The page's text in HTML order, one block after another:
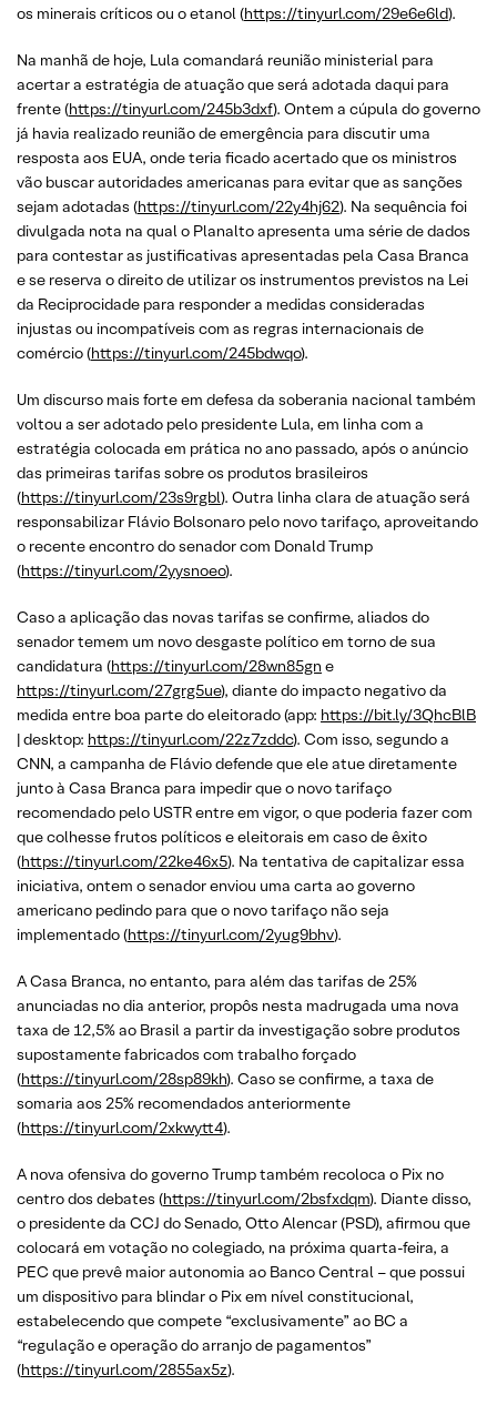
os minerais críticos ou o etanol (https://tinyurl.com/29e6e6ld).
Na manhã de hoje, Lula comandará reunião ministerial para
acertar a estratégia de atuação que será adotada daqui para
frente (https://tinyurl.com/245b3dxf). Ontem a cúpula do governo
já havia realizado reunião de emergência para discutir uma
resposta aos EUA, onde teria ficado acertado que os ministros
vão buscar autoridades americanas para evitar que as sanções
sejam adotadas (https://tinyurl.com/22y4hj62). Na sequência foi
divulgada nota na qual o Planalto apresenta uma série de dados
para contestar as justificativas apresentadas pela Casa Branca
e se reserva o direito de utilizar os instrumentos previstos na Lei
da Reciprocidade para responder a medidas consideradas
injustas ou incompatíveis com as regras internacionais de
comércio (https://tinyurl.com/245bdwqo).
Um discurso mais forte em defesa da soberania nacional também
voltou a ser adotado pelo presidente Lula, em linha com a
estratégia colocada em prática no ano passado, após o anúncio
das primeiras tarifas sobre os produtos brasileiros
(https://tinyurl.com/23s9rgbl). Outra linha clara de atuação será
responsabilizar Flávio Bolsonaro pelo novo tarifaço, aproveitando
o recente encontro do senador com Donald Trump
(https://tinyurl.com/2yysnoeo).
Caso a aplicação das novas tarifas se confirme, aliados do
senador temem um novo desgaste político em torno de sua
candidatura (https://tinyurl.com/28wn85gn e
https://tinyurl.com/27grg5ue), diante do impacto negativo da
medida entre boa parte do eleitorado (app: https://bit.ly/3QhcBlB
| desktop: https://tinyurl.com/22z7zddc). Com isso, segundo a
CNN, a campanha de Flávio defende que ele atue diretamente
junto à Casa Branca para impedir que o novo tarifaço
recomendado pelo USTR entre em vigor, o que poderia fazer com
que colhesse frutos políticos e eleitorais em caso de êxito
(https://tinyurl.com/22ke46x5). Na tentativa de capitalizar essa
iniciativa, ontem o senador enviou uma carta ao governo
americano pedindo para que o novo tarifaço não seja
implementado (https://tinyurl.com/2yug9bhv).
A Casa Branca, no entanto, para além das tarifas de 25%
anunciadas no dia anterior, propôs nesta madrugada uma nova
taxa de 12,5% ao Brasil a partir da investigação sobre produtos
supostamente fabricados com trabalho forçado
(https://tinyurl.com/28sp89kh). Caso se confirme, a taxa de
somaria aos 25% recomendados anteriormente
(https://tinyurl.com/2xkwytt4).
A nova ofensiva do governo Trump também recoloca o Pix no
centro dos debates (https://tinyurl.com/2bsfxdqm). Diante disso,
o presidente da CCJ do Senado, Otto Alencar (PSD), afirmou que
colocará em votação no colegiado, na próxima quarta-feira, a
PEC que prevê maior autonomia ao Banco Central – que possui
um dispositivo para blindar o Pix em nível constitucional,
estabelecendo que compete “exclusivamente” ao BC a
“regulação e operação do arranjo de pagamentos”
(https://tinyurl.com/2855ax5z).